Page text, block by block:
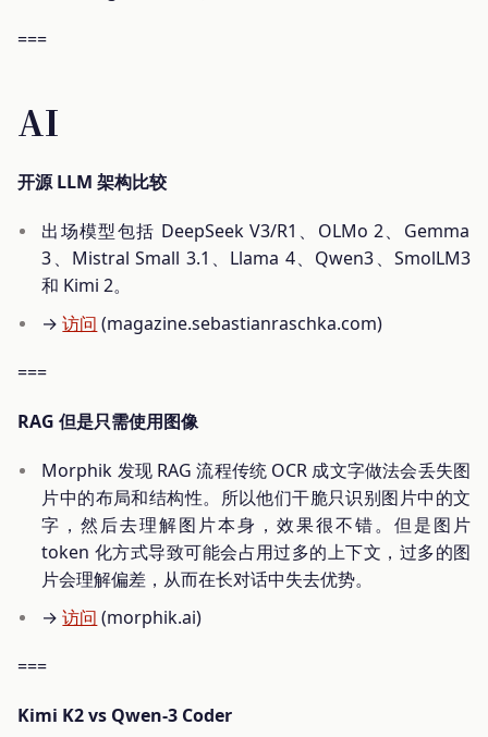
===
AI
开源 LLM 架构比较
出场模型包括 DeepSeek V3/R1、OLMo 2、Gemma
3、Mistral Small 3.1、Llama 4、Qwen3、SmolLM3
和 Kimi 2。
→访问 (magazine.sebastianraschka.com)
===
RAG 但是只需使用图像
Morphik 发现 RAG 流程传统 OCR 成文字做法会丢失图
片中的布局和结构性。所以他们干脆只识别图片中的文
字，然后去理解图片本身，效果很不错。但是图片
token 化方式导致可能会占用过多的上下文，过多的图
片会理解偏差，从而在长对话中失去优势。
→访问 (morphik.ai)
===
Kimi K2 vs Qwen-3 Coder